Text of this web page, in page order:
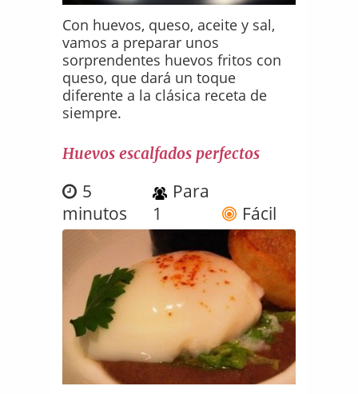
Con huevos, queso, aceite y sal,
vamos a preparar unos
sorprendentes huevos fritos con
queso, que dará un toque
diferente a la clásica receta de
siempre.
Huevos escalfados perfectos
5
minutos
Para
1
Fácil